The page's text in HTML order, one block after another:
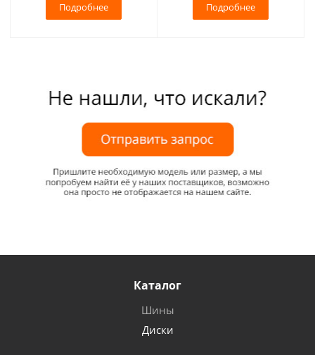
Подробнее Подробнее
Каталог
Шины
Диски